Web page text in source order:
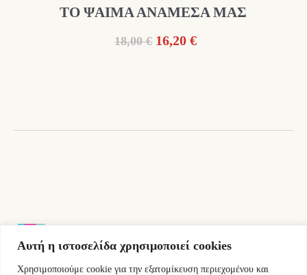
Αυτή η ιστοσελίδα χρησιμοποιεί cookies
Χρησιμοποιούμε cookie για την εξατομίκευση περιεχομένου και
ΤΟ ΨΑΙΜΑ ΑΝΑΜΕΣΑ ΜΑΣ
18,00 € Original
16,20 €Η